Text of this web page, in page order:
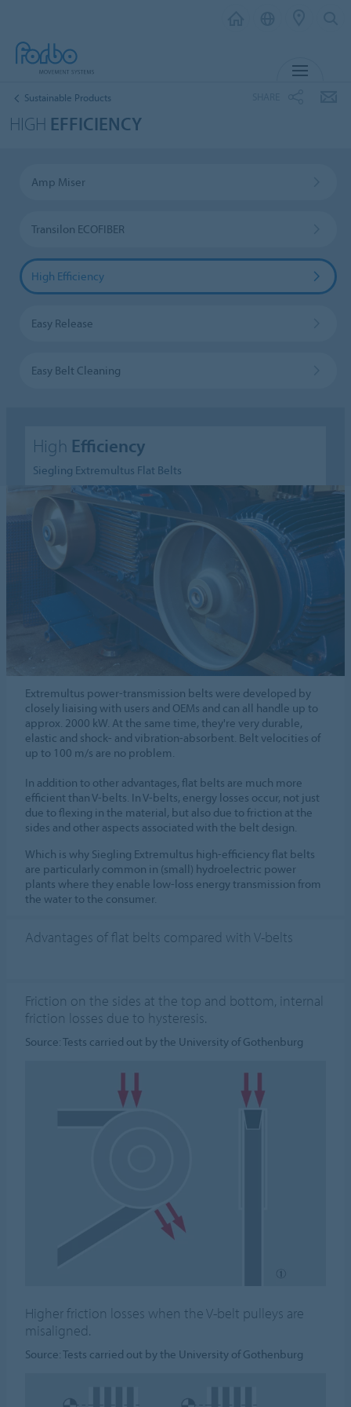
Sustainable Products
HIGH EFFICIENCY
Amp Miser
Transilon ECOFIBER
High Efficiency
Easy Release
Easy Belt Cleaning
High Efficiency
Siegling Extremultus Flat Belts
Extremultus power-transmission belts were developed by
closely liaising with users and OEMs and can all handle up to
approx. 2000 kW. At the same time, they're very durable,
elastic and shock- and vibration-absorbent. Belt velocities of
up to 100 m/s are no problem.
In addition to other advantages, flat belts are much more
efficient than V-belts. In V-belts, energy losses occur, not just
due to flexing in the material, but also due to friction at the
sides and other aspects associated with the belt design.
Which is why Siegling Extremultus high-efficiency flat belts
are particularly common in (small) hydroelectric power
plants where they enable low-loss energy transmission from
the water to the consumer.
Advantages of flat belts compared with V-belts
Friction on the sides at the top and bottom, internal
friction losses due to hysteresis.
Source: Tests carried out by the University of Gothenburg
Higher friction losses when the V-belt pulleys are
misaligned.
Source: Tests carried out by the University of Gothenburg